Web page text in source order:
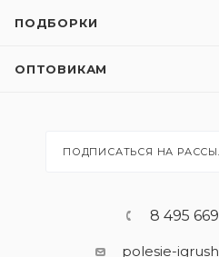
ПОДБОРКИ
ОПТОВИКАМ
ПОДПИСАТЬСЯ НА
8 495
polesie-